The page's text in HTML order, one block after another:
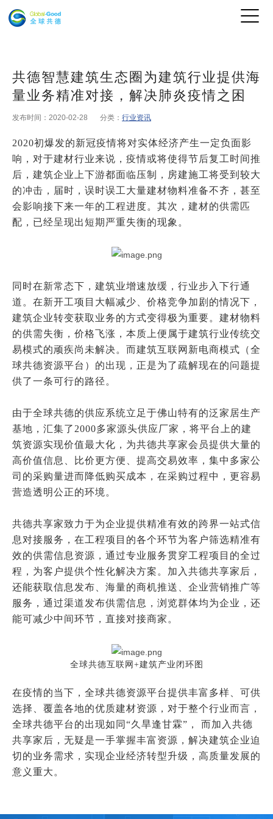
共德智慧建筑生态圈为建筑行业提供海
量业务精准对接，解决肺炎疫情之困
发布时间：2020-02-28 分类： 行业资讯
2020初爆发的新冠疫情将对实体经济产生一定负面影
响，对于建材行业来说，疫情或将使得节后复工时间推
后，建筑企业上下游都面临压制，房建施工将受到较大
的冲击，届时，误时误工大量建材物料准备不齐，甚至
会影响接下来一年的工程进度。其次，建材的供需匹
配，已经呈现出短期严重失衡的现象。
同时在新常态下，建筑业增速放缓，行业步入下行通
道。在新开工项目大幅减少、价格竞争加剧的情况下，
建筑企业转变获取业务的方式变得极为重要。建材物料
的供需失衡，价格飞涨，本质上便属于建筑行业传统交
易模式的顽疾尚未解决。而建筑互联网新电商模式（全
球共德资源平台 ）的出现，正是为了疏解现在的问题提
供了一条可行的路径。
由于全球共德的供应系统立足于佛山特有的泛家居生产
基地，汇集了2000多家源头供应厂家，将平台上的建
筑资源实现价值最大化，为共德共享家会 员提供大量的
高价值信息、比价更方便、提高交易效率，集中多家公
司的采购量进而降低购买成本，在采购过程中，更容易
营造透明公正的环境。
共德共享家致力于为企业提供精准有效的跨界一站式信
息对接服务，在工程项目的各个环节为客户筛选精准有
效的供需信息资源，通过专业服务贯穿工程项目的全过
程，为客户提供个性化解决方案。加入共德共享家后，
还能获取信息发布、海量的商机推送、企业营销推广等
服务，通过渠道发布供需信息，浏览群体均为企业，还
能可减少中间环节，直接对接商家。
全球共德互联网+建筑产业闭环图
在疫情的当下，全球共德资源平台提供丰富多样、可供
选择、覆盖各地的优质建材资源，对于整个行业而言，
全球共德平台的出现如同“久旱逢甘霖”， 而加入 共德
共享家 后，无疑是一手掌握丰富资源，解决建筑企业迫
切的业务需求，实现企业经济转型升级，高质量发展的
意义重大。